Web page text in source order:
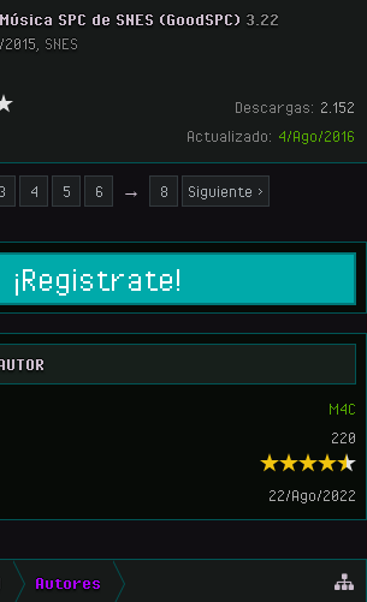
SPC de SNES (GoodSPC) 3.22
SNES
Descargas: 2.152
Actualizado: 4/Ago/2016
3 4 5 6 → 8 Siguiente >
¡Registrate!
M4C
220
22/Ago/2022
Autores